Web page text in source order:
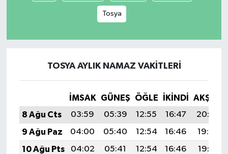
Tosya
TOSYA AYLIK NAMAZ VAKITLERI
İMSAK GÜNEŞ ÖĞLE İKINDI
AKŞAM
8 Ağu Cts
03:59 05:39 12:55 16:47
20:00
9 Ağu Paz
04:00 05:40 12:54 16:46
19:59
10 Ağu Pts
04:02 05:41 12:54 16:46 19:57